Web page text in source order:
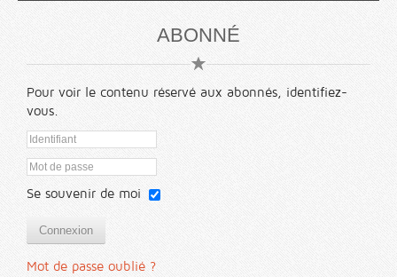
ABONNÉ
Pour voir le contenu réservé aux abonnés, identifiez-
vous.
Se souvenir de moi
Connexion
Mot de passe oublié ?